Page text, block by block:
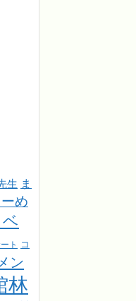
生 ま
ーめ
ト
コ
ン
林